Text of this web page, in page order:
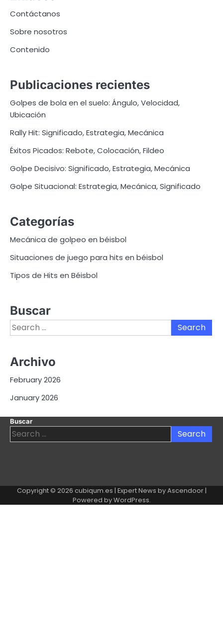
Contáctanos
Sobre nosotros
Contenido
Publicaciones recientes
Golpes de bola en el suelo: Ángulo, Velocidad,
Ubicación
Rally Hit: Significado, Estrategia, Mecánica
Éxitos Picados: Rebote, Colocación, Fildeo
Golpe Decisivo: Significado, Estrategia, Mecánica
Golpe Situacional: Estrategia, Mecánica, Significado
Categorías
Mecánica de golpeo en béisbol
Situaciones de juego para hits en béisbol
Tipos de Hits en Béisbol
Buscar
Search
for:
Archivo
February 2026
January 2026
Buscar
Search
for:
Copyright © 2026 cubiqum.es | Expert News byAscendoor|
Powered byWordPress.